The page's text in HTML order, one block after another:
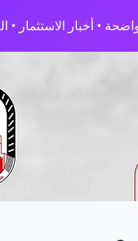
• أخبار الاستثمار •